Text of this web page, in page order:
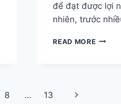
để đạt được lợi
nhiên, trước
READ MORELÀM
8 … 13 Next